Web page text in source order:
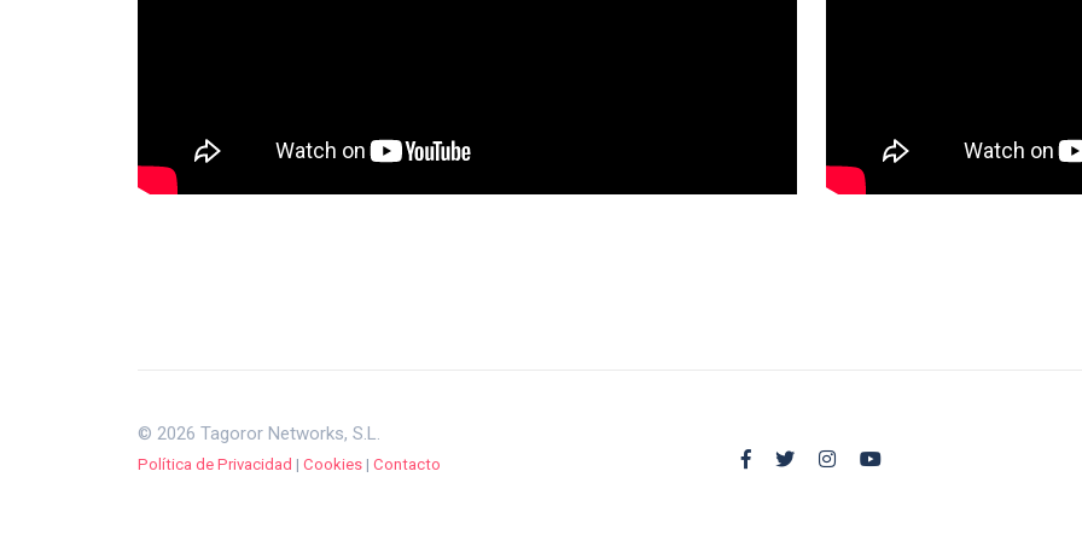
© 2026 Tagoror Networks, S.L.
Política de Privacidad | Cookies | Contacto